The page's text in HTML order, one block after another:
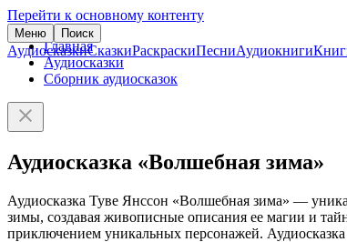
Перейти к основному контенту
Меню Поиск
АудиосказкиСказкиРаскраскиПесниАудиокниги
Главная
Аудиосказки
Сборник аудиосказок
Аудиосказка «Волшебная зима»
Аудиосказка Туве Янссон «Волшебная зима» —
зимы, создавая живописные описания ее магии и
приключением уникальных персонажей.